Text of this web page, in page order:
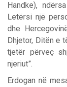
Handke),
Letërsi një
dhe
Dhjetor, Ditën e
tjetër përveç
njeriut”.
Erdogan në